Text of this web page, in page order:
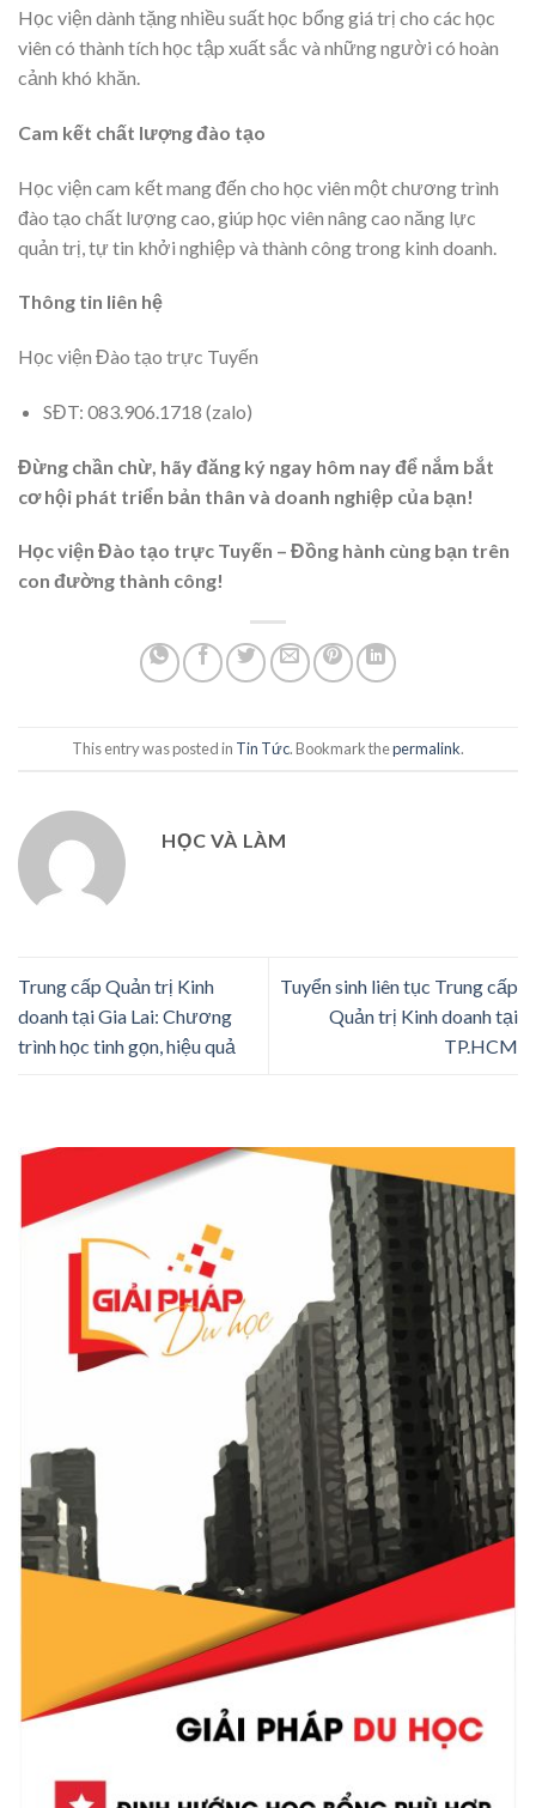
Học viện dành tặng nhiều suất học bổng giá trị cho các học
viên có thành tích học tập xuất sắc và những người có hoàn
cảnh khó khăn.
Cam kết chất lượng đào tạo
Học viện cam kết mang đến cho học viên một chương trình
đào tạo chất lượng cao, giúp học viên nâng cao năng lực
quản trị, tự tin khởi nghiệp và thành công trong kinh doanh.
Thông tin liên hệ
Học viện Đào tạo trực Tuyến
SĐT: 083.906.1718 (zalo)
Đừng chần chừ, hãy đăng ký ngay hôm nay để nắm bắt
cơ hội phát triển bản thân và doanh nghiệp của bạn!
Học viện Đào tạo trực Tuyến – Đồng hành cùng bạn trên
con đường thành công!
This entry was posted in Tin Tức. Bookmark thepermalink.
HỌC VÀ LÀM
Trung cấp Quản trị Kinh
doanh tại Gia Lai: Chương
trình học tinh gọn, hiệu quả
Tuyển sinh liên tục Trung cấp
Quản trị Kinh doanh tại
TP.HCM